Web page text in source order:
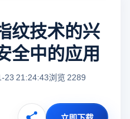
纹技术的兴
全中的应用
23 21:24:43浏览 2289